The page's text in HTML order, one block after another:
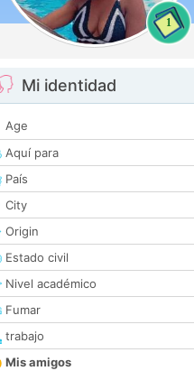
1
Mi identidad
Age
Aquí para
País
City
Origin
Estado civil
Nivel académico
Fumar
trabajo
Mis amigos